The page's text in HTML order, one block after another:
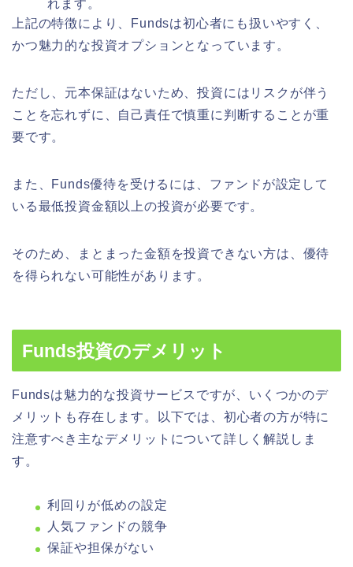
れます。
上記の特徴により、Fundsは初心者にも扱いやすく、
かつ魅力的な投資オプションとなっています。
ただし、元本保証はないため、投資にはリスクが伴う
ことを忘れずに、自己責任で慎重に判断することが重
要です。
また、Funds優待を受けるには、ファンドが設定して
いる最低投資金額以上の投資が必要です。
そのため、まとまった金額を投資できない方は、優待
を得られない可能性があります。
Funds投資のデメリット
Fundsは魅力的な投資サービスですが、いくつかのデ
メリットも存在します。以下では、初心者の方が特に
注意すべき主なデメリットについて詳しく解説しま
す。
利回りが低めの設定
人気ファンドの競争
保証や担保がない